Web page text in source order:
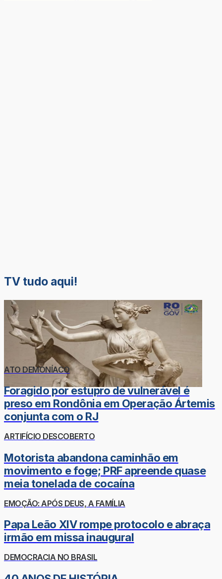
TV tudo aqui!
ATO DEMONÍACO
Foragido por estupro de vulnerável é
preso em Rondônia em Operação Ártemis
conjunta com o RJ
ARTIFÍCIO DESCOBERTO
Motorista abandona caminhão em
movimento e foge; PRF apreende quase
meia tonelada de cocaína
EMOÇÃO: APÓS DEUS, A FAMÍLIA
Papa Leão XIV rompe protocolo e abraça
irmão em missa inaugural
DEMOCRACIA NO BRASIL